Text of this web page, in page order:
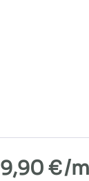
9,90 €/m